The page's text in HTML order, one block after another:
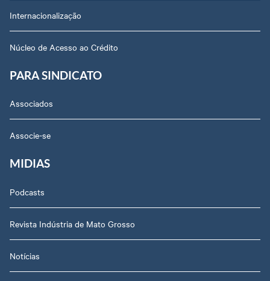
Internacionalização
Núcleo de Acesso ao Crédito
PARA SINDICATO
Associados
Associe-se
MIDIAS
Podcasts
Revista Indústria de Mato Grosso
Notícias